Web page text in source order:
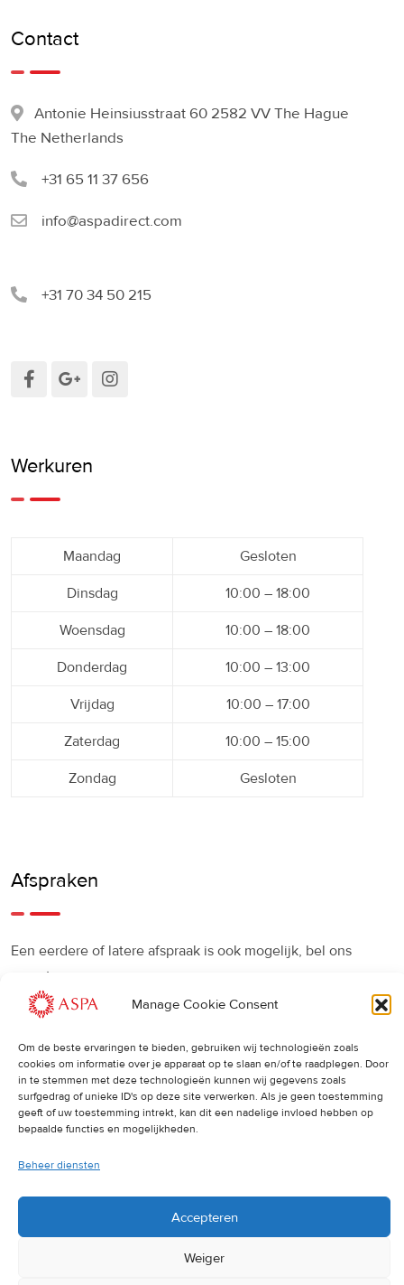
Manage Cookie Consent
Om de beste ervaringen te bieden, gebruiken wij technologieën zoals
cookies om informatie over je apparaat op te slaan en/of te raadplegen. Door
in te stemmen met deze technologieën kunnen wij gegevens zoals
surfgedrag of unieke ID's op deze site verwerken. Als je geen toestemming
geeft of uw toestemming intrekt, kan dit een nadelige invloed hebben op
bepaalde functies en mogelijkheden.
Beheer diensten
Accepteren
Weiger
Contact
Antonie Heinsiusstraat 60 2582 VV The Hague
The Netherlands
+31 65 11 37 656
info@aspadirect.com
+31 70 34 50 215
Werkuren
Maandag Gesloten
Dinsdag 10:00 – 18:00
Woensdag 10:00 – 18:00
Donderdag 10:00 – 13:00
Vrijdag 10:00 – 17:00
Zaterdag 10:00 – 15:00
Zondag Gesloten
Afspraken
Een eerdere of latere afspraak is ook mogelijk, bel ons
gerust.
Indien u een afspraak wilt wijzigen of annuleren, vragen wij
u dit 24 uur van tevoren door te geven. Anders worden de
volledige kosten van de behandeling in rekening gebracht.